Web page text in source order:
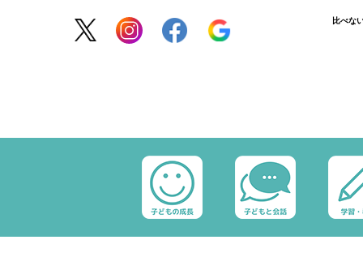
比べな